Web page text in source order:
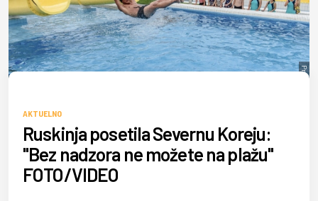
Profimedia
AKTUELNO
Ruskinja posetila Severnu Koreju:
"Bez nadzora ne možete na plažu"
FOTO/VIDEO